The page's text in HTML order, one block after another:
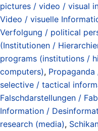
pictures / video / visual
Video / visuelle
Verfolgung / political
(Institutionen /
programs (institutions /
computers),
selective / tactical
Falschdarstellungen /
Information /
research (media),